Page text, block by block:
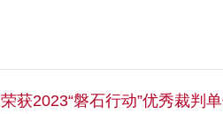
获2023“磐石行动”优秀裁判